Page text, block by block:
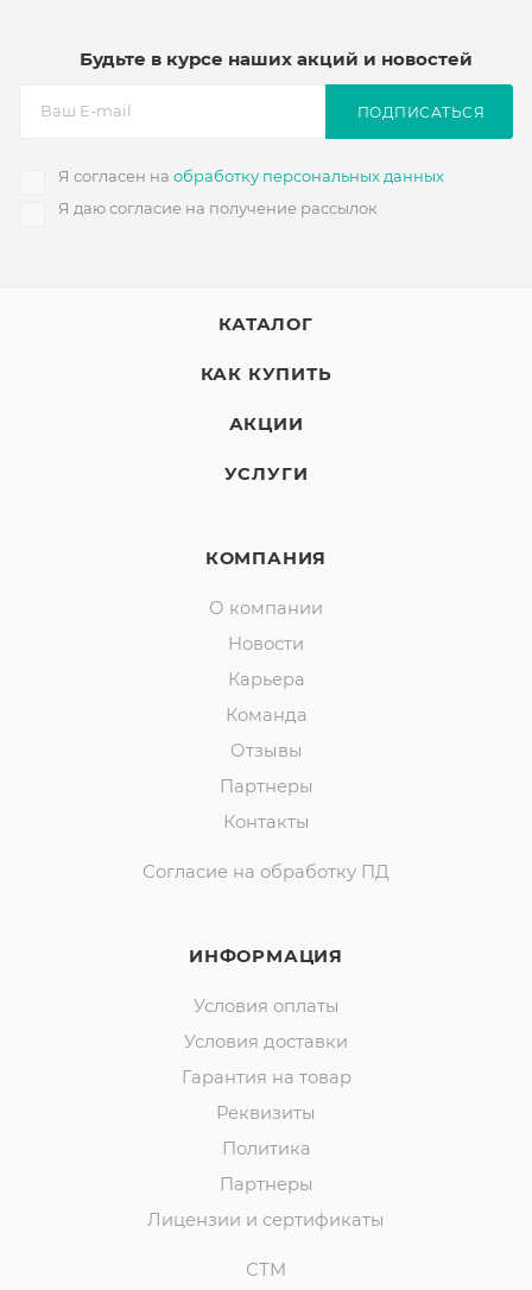
Будьте в курсе наших акций и новостей
Я согласен на обработку персональных данных
Я даю согласие на получение рассылок
ПОДПИСАТЬСЯ
КАТАЛОГ
КАК КУПИТЬ
АКЦИИ
УСЛУГИ
КОМПАНИЯ
О компании
Новости
Карьера
Команда
Отзывы
Партнеры
Контакты
Согласие на обработку ПД
ИНФОРМАЦИЯ
Условия оплаты
Условия доставки
Гарантия на товар
Реквизиты
Политика
Партнеры
Лицензии и сертификаты
СТМ